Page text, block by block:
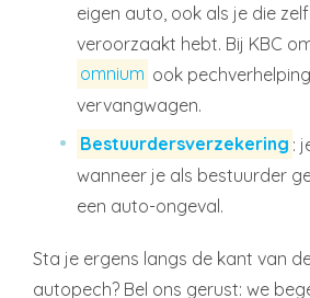
eigen auto, ook als je die
veroorzaakt hebt. Bij KBC
omnium ook
vervangwagen.
Bestuurdersverzekering :
wanneer je als bestuurder
een auto-ongeval.
Sta je ergens langs de kant van
autopech? Bel ons gerust: we